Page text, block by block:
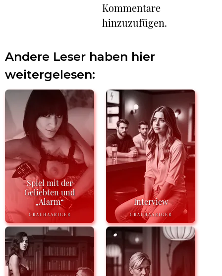
Kommentare
hinzuzufügen.
Andere Leser haben hier
weitergelesen:
Spiel mit der
Geliebten und
„Alarm“
GRAUHAARIGER
Interview
GRAUHAARIGER